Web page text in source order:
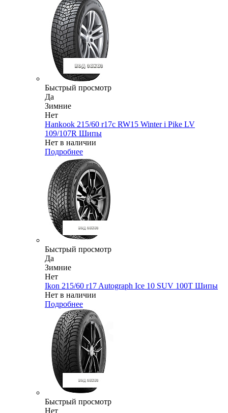
Быстрый просмотр
Да
Зимние
Нет
Hankook 215/60 r17c RW15 Winter i Pike LV
109/107R Шипы
Нет в наличии
Подробнее
Быстрый просмотр
Да
Зимние
Нет
Ikon 215/60 r17 Autograph Ice 10 SUV 100T Шипы
Нет в наличии
Подробнее
Быстрый просмотр
Нет